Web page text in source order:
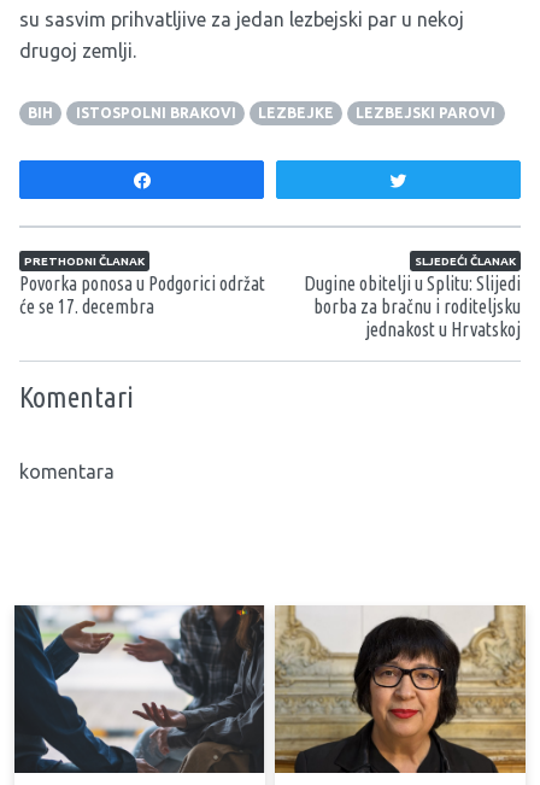
su sasvim prihvatljive za jedan lezbejski par u nekoj
drugoj zemlji.
BIH ISTOSPOLNI BRAKOVI LEZBEJKE LEZBEJSKI PAROVI
Navigacija članaka
PRETHODNI ČLANAK
Povorka ponosa u Podgorici održat
će se 17. decembra
SLJEDEĆI ČLANAK
Dugine obitelji u Splitu: Slijedi
borba za bračnu i roditeljsku
jednakost u Hrvatskoj
Komentari
komentara